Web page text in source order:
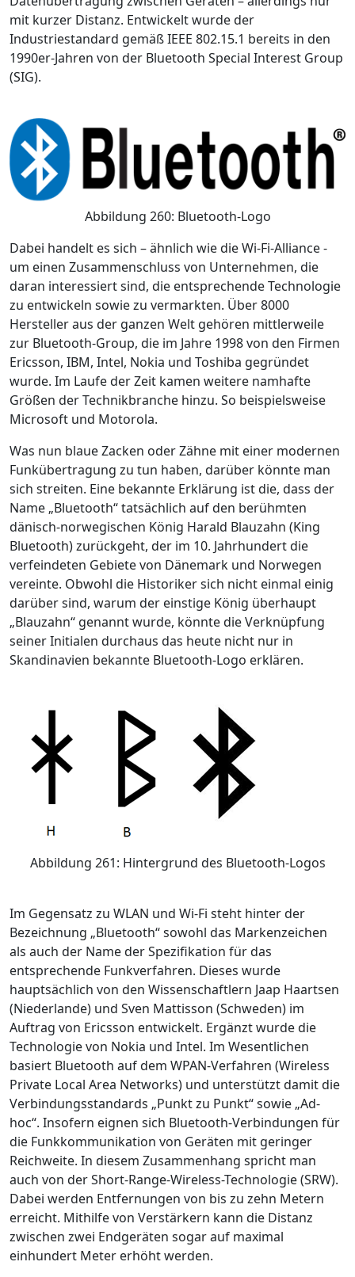
mit kurzer Distanz. Entwickelt wurde der
Industriestandard gemäß IEEE 802.15.1 bereits in den
1990er-Jahren von der Bluetooth Special Interest Group
(SIG).
Abbildung 260: Bluetooth-Logo
Dabei handelt es sich – ähnlich wie die Wi-Fi-Alliance -
um einen Zusammenschluss von Unternehmen, die
daran interessiert sind, die entsprechende Technologie
zu entwickeln sowie zu vermarkten. Über 8000
Hersteller aus der ganzen Welt gehören mittlerweile
zur Bluetooth-Group, die im Jahre 1998 von den Firmen
Ericsson, IBM, Intel, Nokia und Toshiba gegründet
wurde. Im Laufe der Zeit kamen weitere namhafte
Größen der Technikbranche hinzu. So beispielsweise
Microsoft und Motorola.
Was nun blaue Zacken oder Zähne mit einer modernen
Funkübertragung zu tun haben, darüber könnte man
sich streiten. Eine bekannte Erklärung ist die, dass der
Name „Bluetooth“ tatsächlich auf den berühmten
dänisch-norwegischen König Harald Blauzahn (King
Bluetooth) zurückgeht, der im 10. Jahrhundert die
verfeindeten Gebiete von Dänemark und Norwegen
vereinte. Obwohl die Historiker sich nicht einmal einig
darüber sind, warum der einstige König überhaupt
„Blauzahn“ genannt wurde, könnte die Verknüpfung
seiner Initialen durchaus das heute nicht nur in
Skandinavien bekannte Bluetooth-Logo erklären.
Abbildung 261: Hintergrund des Bluetooth-Logos
Im Gegensatz zu WLAN und Wi-Fi steht hinter der
Bezeichnung „Bluetooth“ sowohl das Markenzeichen
als auch der Name der Spezifikation für das
entsprechende Funkverfahren. Dieses wurde
hauptsächlich von den Wissenschaftlern Jaap Haartsen
(Niederlande) und Sven Mattisson (Schweden) im
Auftrag von Ericsson entwickelt. Ergänzt wurde die
Technologie von Nokia und Intel. Im Wesentlichen
basiert Bluetooth auf dem WPAN-Verfahren (Wireless
Private Local Area Networks) und unterstützt damit die
Verbindungsstandards „Punkt zu Punkt“ sowie „Ad-
hoc“. Insofern eignen sich Bluetooth-Verbindungen für
die Funkkommunikation von Geräten mit geringer
Reichweite. In diesem Zusammenhang spricht man
auch von der Short-Range-Wireless-Technologie (SRW).
Dabei werden Entfernungen von bis zu zehn Metern
erreicht. Mithilfe von Verstärkern kann die Distanz
zwischen zwei Endgeräten sogar auf maximal
einhundert Meter erhöht werden.